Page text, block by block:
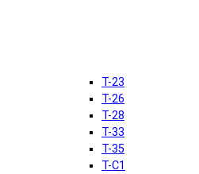
T-23
T-26
T-28
T-33
T-35
T-C1